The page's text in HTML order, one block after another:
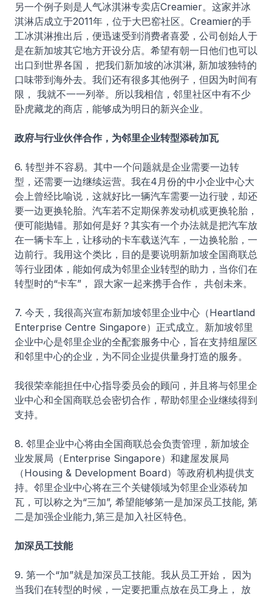
另一个例子则是人气冰淇淋专卖店Creamier。这家并冰
淇淋店成立于2011年，位于大巴窑社区。Creamier的手
工冰淇淋推出后，便迅速受到消费者喜爱，公司创始人于
是在新加坡其它地方开设分店。希望有朝一日他们也可以
出口到世界各国， 把我们新加坡的冰淇淋, 新加坡独特的
口味带到海外去。我们还有很多其他例子，但因为时间有
限， 我就不一一列举。所以我相信，邻里社区中有不少
卧虎藏龙的商店，能够成为明日的新兴企业。
政府与行业伙伴合作，为邻里企业转型添砖加瓦
6. 转型并不容易。其中一个问题就是企业需要一边转
型，还需要一边继续运营。我在4月份的中小企业中心大
会上曾经比喻说，这就好比一辆汽车需要一边行驶，却还
要一边更换轮胎。汽车若不定期保养发动机或更换轮胎，
便可能抛锚。那如何是好？其实有一个办法就是把汽车放
在一辆卡车上，让移动的卡车载送汽车，一边换轮胎，一
边前行。我用这个类比，目的是要说明新加坡全国商联总
等行业团体，能如何成为邻里企业转型的助力，当你们在
转型时的“卡车”， 跟大家一起来携手合作， 共创未来。
7. 今天，我很高兴宣布新加坡邻里企业中心（Heartland
Enterprise Centre Singapore）正式成立。新加坡邻里
企业中心是邻里企业的全配套服务中心，旨在支持组屋区
和邻里中心的企业，为不同企业提供量身打造的服务。
我很荣幸能担任中心指导委员会的顾问，并且将与邻里企
业中心和全国商联总会密切合作，帮助邻里企业继续得到
支持。
8. 邻里企业中心将由全国商联总会负责管理，新加坡企
业发展局（Enterprise Singapore）和建屋发展局
（Housing & Development Board）等政府机构提供支
持。邻里企业中心将在三个关键领域为邻里企业添砖加
瓦，可以称之为“三加”, 希望能够第一是加深员工技能, 第
二是加强企业能力,第三是加入社区特色。
加深员工技能
9. 第一个“加”就是加深员工技能。我从员工开始， 因为
当我们在转型的时候，一定要把重点放在员工身上， 放